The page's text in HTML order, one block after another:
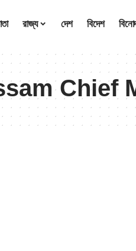
রাজ্য দেশ বিদেশ
Chief